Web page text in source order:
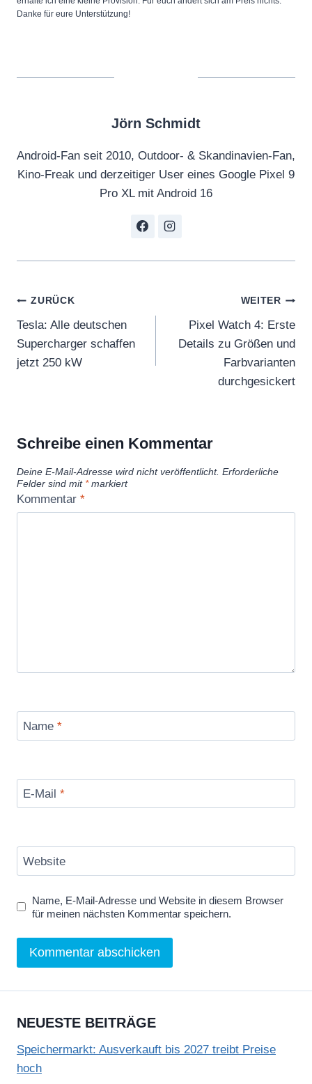
Danke für eure Unterstützung!
Jörn Schmidt
Android-Fan seit 2010, Outdoor- & Skandinavien-Fan,
Kino-Freak und derzeitiger User eines Google Pixel 9
Pro XL mit Android 16
Beitragsnavigation
ZURÜCK
Tesla: Alle deutschen
Supercharger schaffen
jetzt 250 kW
WEITER
Pixel Watch 4: Erste
Details zu Größen und
Farbvarianten
durchgesickert
Schreibe einen Kommentar
Deine E-Mail-Adresse wird nicht veröffentlicht. Erforderliche
Felder sind mit *markiert
Kommentar *
Name *
E-Mail *
Website
Name, E-Mail-Adresse und Website in diesem Browser
für meinen nächsten Kommentar speichern.
NEUESTE BEITRÄGE
Speichermarkt: Ausverkauft bis 2027 treibt Preise
hoch